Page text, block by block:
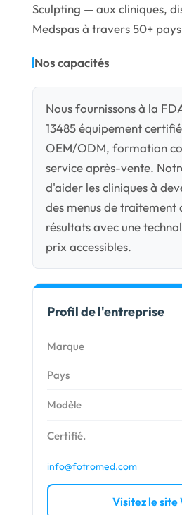
Sculpting — aux cliniques,
Medspas à travers 50+
Nos capacités
Nous fournissons à la
13485 équipement
OEM/ODM, formation
service après-vente.
d'aider les cliniques à
des menus de traitement
résultats avec une
prix accessibles.
Profil de l'entreprise
Marque
Pays
Modèle
Certifié.
info@fotromed.com
Visitez le site